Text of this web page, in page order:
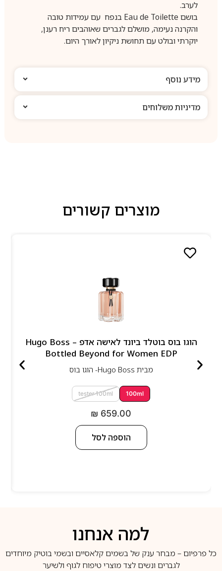
לערב.
בושם Eau de Toilette בנפח עם עמידות טובה
והקרנה נעימה, מושלם לגברים שאוהבים ריח רענן,
יוקרתי ובולט עם תחושת ניקיון לאורך היום.
מידע נוסף
מדיניות משלוחים
מוצרים קשורים
הוגו בוס בוטלד ביונד לאישה אדפ – Hugo Boss
Bottled Beyond for Women EDP
מבית Hugo Boss- הוגו בוס
100ml
tester 100ml
₪ 659.00
הוספה לסל
למה אנחנו
כל פרפיום – מבחר ענק של בשמים קלאסיים ובשמי בוטיק מיוחדים
לגברים ונשים לצד מוצרי טיפוח לגוף ולשיער